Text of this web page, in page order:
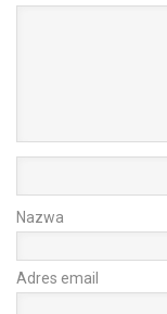
Nazwa
Adres email